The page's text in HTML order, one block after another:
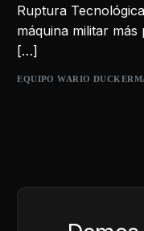
Ruptura
máquina militar
[…]
EQUIPO WARIO